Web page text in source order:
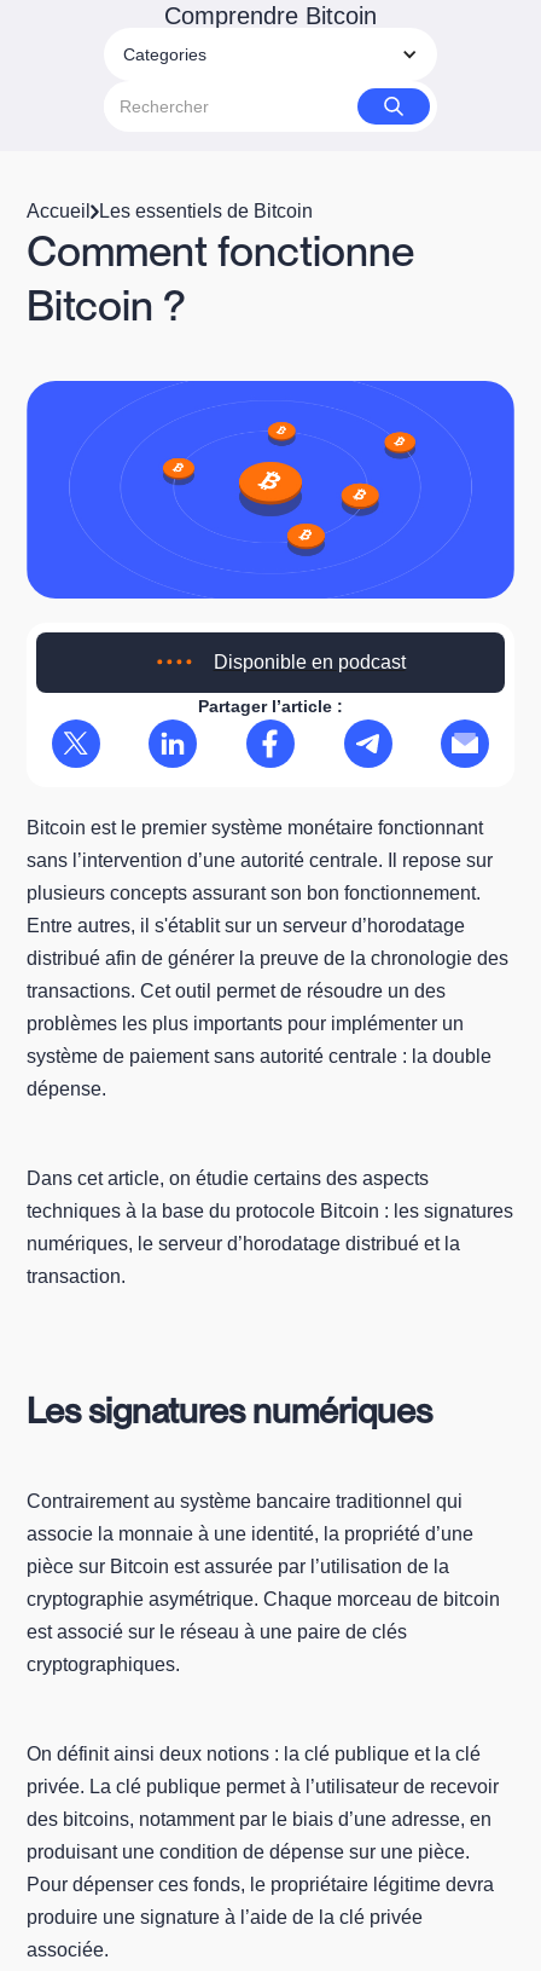
Comprendre Bitcoin
Categories
Accueil Les essentiels de Bitcoin
Comment fonctionne
Bitcoin ?
Disponible en podcast
Partager l’article :
Bitcoin est le premier système monétaire fonctionnant
sans l’intervention d’une autorité centrale. Il repose sur
plusieurs concepts assurant son bon fonctionnement.
Entre autres, il s'établit sur un serveur d’horodatage
distribué afin de générer la preuve de la chronologie des
transactions. Cet outil permet de résoudre un des
problèmes les plus importants pour implémenter un
système de paiement sans autorité centrale : la double
dépense.
Dans cet article, on étudie certains des aspects
techniques à la base du protocole Bitcoin : les signatures
numériques, le serveur d’horodatage distribué et la
transaction.
Les signatures numériques
Contrairement au système bancaire traditionnel qui
associe la monnaie à une identité, la propriété d’une
pièce sur Bitcoin est assurée par l’utilisation de la
cryptographie asymétrique. Chaque morceau de bitcoin
est associé sur le réseau à une paire de clés
cryptographiques.
On définit ainsi deux notions : la clé publique et la clé
privée. La clé publique permet à l’utilisateur de recevoir
des bitcoins, notamment par le biais d’une adresse, en
produisant une condition de dépense sur une pièce.
Pour dépenser ces fonds, le propriétaire légitime devra
produire une signature à l’aide de la clé privée
associée.